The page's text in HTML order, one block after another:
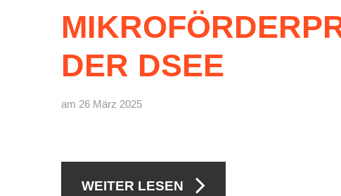
DER DSEE
am 26 März 2025
WEITER LESEN